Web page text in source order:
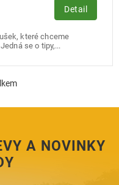
Detail
které chceme
se o tipy,...
A NOVINKY